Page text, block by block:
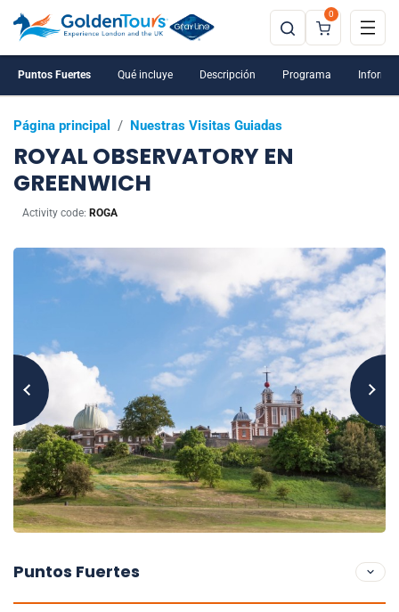
0
Página principal / Nuestras Visitas Guiadas
ROYAL OBSERVATORY EN
GREENWICH
Activity code: ROGA
Puntos Fuertes Qué incluye Descripción Programa
Puntos Fuertes